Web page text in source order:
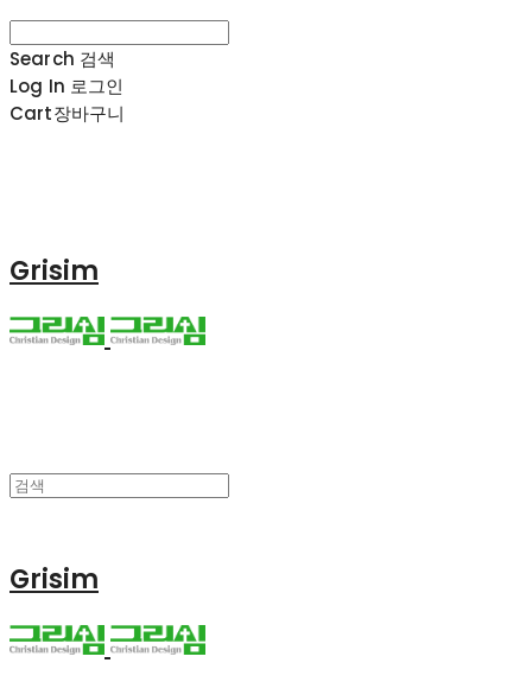
Search 검색
Log In 로그인
Cart장바구니
Grisim
Grisim